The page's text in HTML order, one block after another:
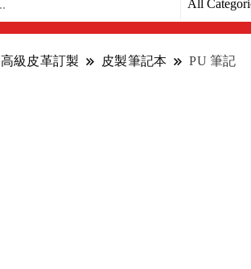
高級皮革訂製 皮製筆記本
PU 筆記